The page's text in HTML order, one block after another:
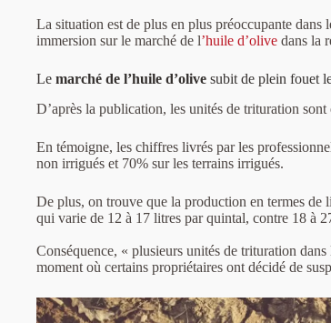
La situation est de plus en plus préoccupante dans
immersion sur le marché de l’huile d’olive dans la
Le marché de l’huile d’olive subit de plein fouet
D’après la publication, les unités de trituration
En témoigne, les chiffres livrés par les
non irrigués et 70% sur les terrains irrigués.
De plus, on trouve que la production en termes de
qui varie de 12 à 17 litres par quintal, contre 18 à
Conséquence, « plusieurs unités de trituration
moment où certains propriétaires ont décidé de